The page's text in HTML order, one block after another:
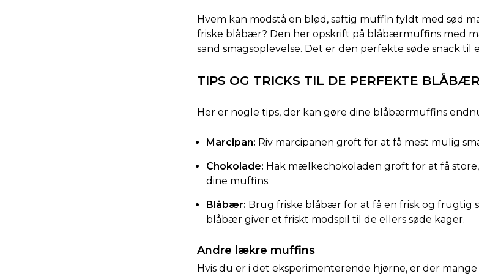
Hvem kan modstå en blød, saftig muffin fyldt med sød
friske blåbær? Den her opskrift på blåbærmuffins med
sand smagsoplevelse. Det er den perfekte søde snack til
TIPS OG TRICKS TIL DE PERFEKTE
Her er nogle tips, der kan gøre dine blåbærmuffins
Marcipan: Riv marcipanen groft for at få mest mulig
Chokolade: Hak mælkechokoladen groft for at få
dine muffins.
Blåbær: Brug friske blåbær for at få en frisk og frugtig
blåbær giver et friskt modspil til de ellers søde kager.
Andre lækre muffins
Hvis du er i det eksperimenterende hjørne, er der